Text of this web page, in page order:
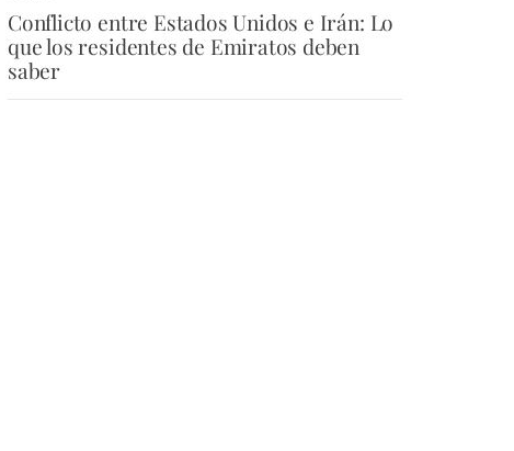
Conflicto entre Estados Unidos e Irán: Lo
que los residentes de Emiratos deben
saber